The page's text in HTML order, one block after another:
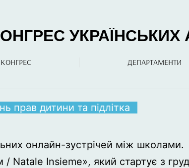
УКРАЇНСЬКИХ
КОНГРЕС ДЕПАРТАМЕНТИ
прав дитини та підлітка
онлайн-зустрічей між школами.
/ Natale Insieme», який стартує з